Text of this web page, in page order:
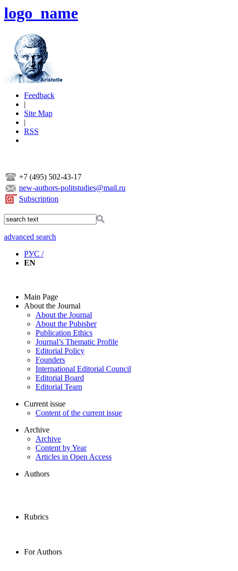
logo_name
Feedback
|
Site Map
|
RSS
+7 (495) 502-43-17
new-authors-politstudies@mail.ru
Subscription
advanced search
РУС /
EN
Main Page
About the Journal
About the Journal
About the Pubisher
Publication Ethics
Journal’s Thematic Profile
Editorial Policy
Founders
International Editorial Council
Editorial Board
Editorial Team
Current issue
Content of the current issue
Archive
Archive
Content by Year
Articles in Open Access
Authors
Rubrics
For Authors